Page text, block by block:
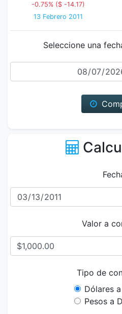
-0.75% ($ -14.17)
13 Febrero 2011
Seleccione una
Valor a
Tipo de
Dólares
Pesos a